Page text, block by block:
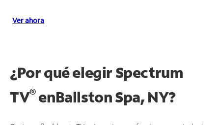
Ver ahora
¿Por qué elegir Spectrum
TV®enBallston Spa, NY?